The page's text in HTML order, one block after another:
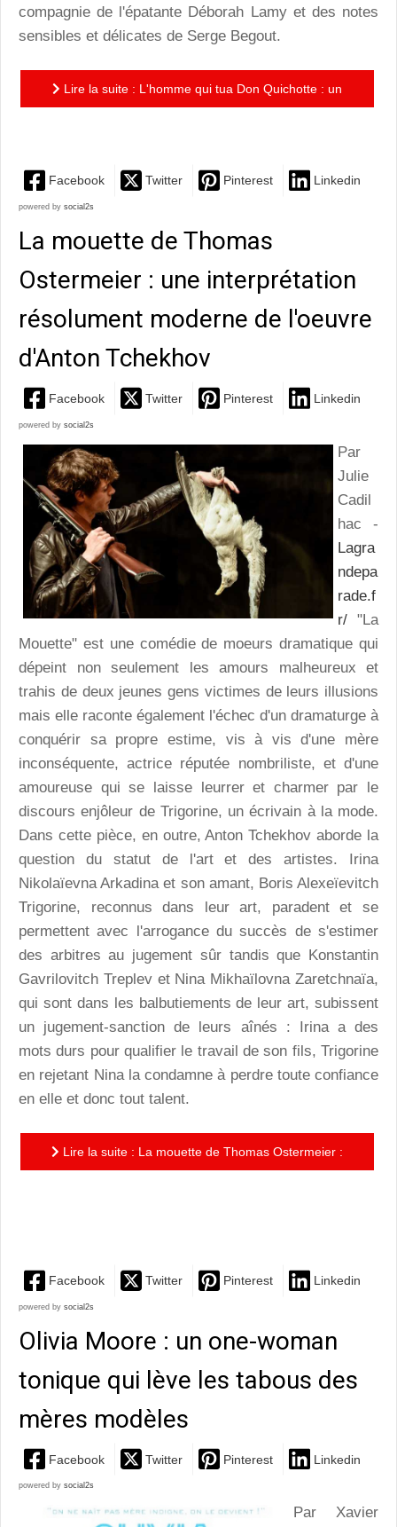
compagnie de l'épatante Déborah Lamy et des notes
sensibles et délicates de Serge Begout.
Lire la suite : L'homme qui tua Don Quichotte : un
Facebook Twitter Pinterest Linkedin
powered by social2s
La mouette de Thomas
Ostermeier : une interprétation
résolument moderne de l'oeuvre
d'Anton Tchekhov
Facebook Twitter Pinterest Linkedin
powered by social2s
Par
Julie
Cadil
hac -
Lagra
ndepa
rade.f
r/ "La
Mouette" est une comédie de moeurs dramatique qui
dépeint non seulement les amours malheureux et
trahis de deux jeunes gens victimes de leurs illusions
mais elle raconte également l'échec d'un dramaturge à
conquérir sa propre estime, vis à vis d'une mère
inconséquente, actrice réputée nombriliste, et d'une
amoureuse qui se laisse leurrer et charmer par le
discours enjôleur de Trigorine, un écrivain à la mode.
Dans cette pièce, en outre, Anton Tchekhov aborde la
question du statut de l'art et des artistes. Irina
Nikolaïevna Arkadina et son amant, Boris Alexeïevitch
Trigorine, reconnus dans leur art, paradent et se
permettent avec l'arrogance du succès de s'estimer
des arbitres au jugement sûr tandis que Konstantin
Gavrilovitch Treplev et Nina Mikhaïlovna Zaretchnaïa,
qui sont dans les balbutiements de leur art, subissent
un jugement-sanction de leurs aînés : Irina a des
mots durs pour qualifier le travail de son fils, Trigorine
en rejetant Nina la condamne à perdre toute confiance
en elle et donc tout talent.
Lire la suite : La mouette de Thomas Ostermeier :
Facebook Twitter Pinterest Linkedin
powered by social2s
Olivia Moore : un one-woman
tonique qui lève les tabous des
mères modèles
Facebook Twitter Pinterest Linkedin
powered by social2s
Par Xavier